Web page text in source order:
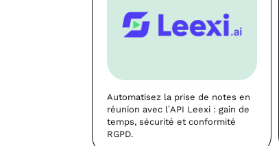
Automatisez la prise de notes en
réunion avec l’API Leexi : gain de
temps, sécurité et conformité
RGPD.